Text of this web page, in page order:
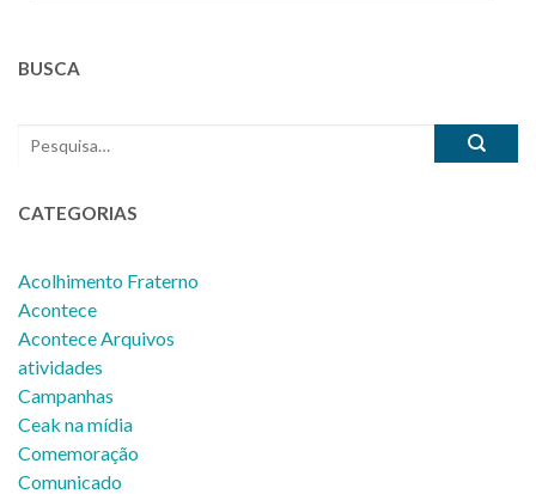
BUSCA
CATEGORIAS
Acolhimento Fraterno
Acontece
Acontece Arquivos
atividades
Campanhas
Ceak na mídia
Comemoração
Comunicado